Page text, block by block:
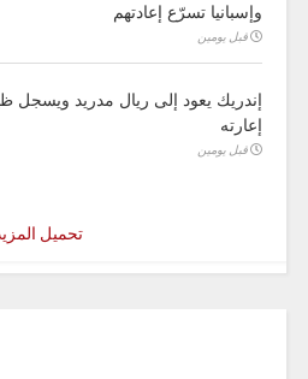
وإسبانيا تسرّع إعادتهم
قبل يومين
إندريك يعود إلى ريال مدريد ويسجل
إعارته
قبل يومين
تحميل